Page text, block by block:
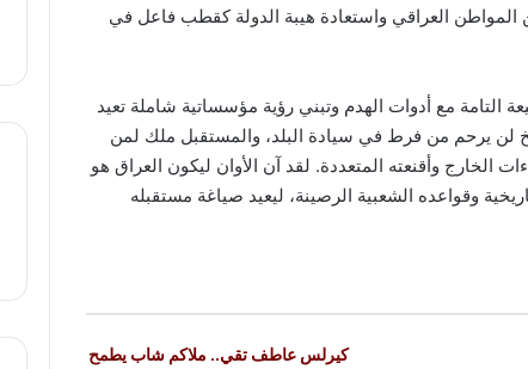
المواطن العراقي واستعادة هيبة الدولة كقطب فاعل في
التامة مع أدوات الهدم وتبني رؤية مؤسساتية شاملة تعيد
لن يرحم من فرط في سيادة البلد، والمستقبل ملك لمن
الخارج وأقنعته المتعددة. لقد آن الأوان ليكون العراق هو
وقواعده الشعبية الرصينة، ليعيد صياغة مستقبله
كيرلس عاطف تقي.. ملاكم شاب يطمح